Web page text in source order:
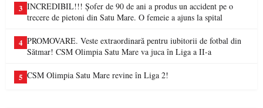
3 INCREDIBIL!!! Șofer de 90 de ani a produs un accident pe o
trecere de pietoni din Satu Mare. O femeie a ajuns la spital
4 PROMOVARE. Veste extraordinară pentru iubitorii de fotbal din
Sătmar! CSM Olimpia Satu Mare va juca în Liga a II-a
5 CSM Olimpia Satu Mare revine în Liga 2!